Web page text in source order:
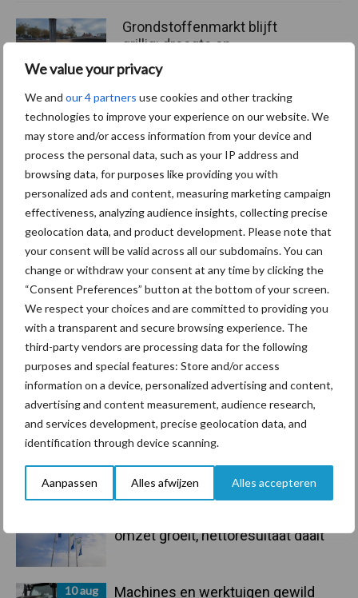
We value your privacy
We and our 4 partners use cookies and other tracking
technologies to improve your experience on our website. We
may store and/or access information from your device and
process the personal data, such as your IP address and
browsing data, for purposes like providing you with
personalized ads and content, measuring marketing campaign
effectiveness, analyzing audience insights, collecting precise
geolocation data, and product development. Please note that
your consent will be valid across all our subdomains. You can
change or withdraw your consent at any time by clicking the
“Consent Preferences” button at the bottom of your screen.
We respect your choices and are committed to providing you
with a transparent and secure browsing experience. The
third-party vendors are processing data for the following
purposes and special features: Store and/or access
information on a device, personalized advertising and content,
advertising and content measurement, audience research,
and services development, precise geolocation data, and
identification through device scanning.
Aanpassen Alles afwijzen Alles accepteren
Primaire
Sidebar
Recent nieuws Partner nieuws
omzet groeit, nettoresultaat daalt
10 aug
Machines en werktuigen gewild
Grondstoffenmarkt blijft
grillig: droogte en
geopolitiek houden handel
in de greep
Themapagina's
Diergezondheid Bemesting Fokkerij
Mastitis Hittestress
Toon meer